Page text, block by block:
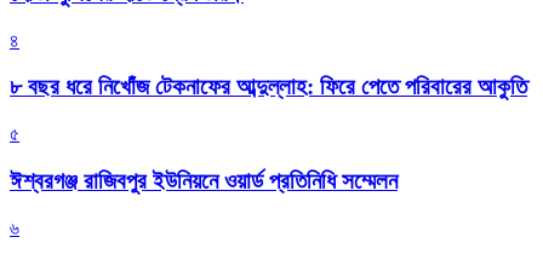
৪
৮ বছর ধরে নিখোঁজ টেকনাফের আব্দুল্লাহ: ফিরে পেতে পরিবারের আকুতি
৫
ঈশ্বরগঞ্জ রাজিবপুর ইউনিয়নে ওয়ার্ড প্রতিনিধি সম্মেলন
৬